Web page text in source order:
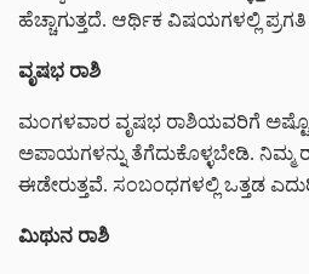
ಹೆಚ್ಚಾಗುತ್ತದೆ. ಆರ್ಥಿಕ ವಿಷಯಗಳಲ್ಲಿ
ವೃಷಭ ರಾಶಿ
ಮಂಗಳವಾರ ವೃಷಭ ರಾಶಿಯವರಿಗೆ
ಅಪಾಯಗಳನ್ನು ತೆಗೆದುಕೊಳ್ಳಬೇಡಿ. ನಿಮ್ಮ
ಈಡೇರುತ್ತವೆ. ಸಂಬಂಧಗಳಲ್ಲಿ ಒತ್ತಡ
ಮಿಥುನ ರಾಶಿ